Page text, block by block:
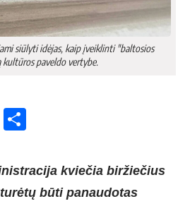
siūlyti idėjas, kaip įveiklinti "baltosios
paveldo vertybe.
X
kviečia biržiečius
būti panaudotas